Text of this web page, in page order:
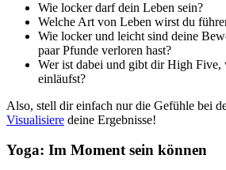
Wie locker darf dein Leben sein?
Welche Art von Leben wirst du
Wie locker und leicht sind deine
paar Pfunde verloren hast?
Wer ist dabei und gibt dir High Five,
einläufst?
Also, stell dir einfach nur die Gefühle bei
Visualisiere deine Ergebnisse!
Yoga: Im Moment sein können